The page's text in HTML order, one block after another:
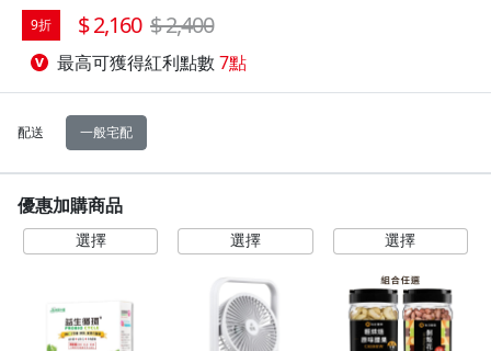
9折 2,160 2,400
最高可獲得紅利點數 7點
配送 一般宅配
優惠加購商品